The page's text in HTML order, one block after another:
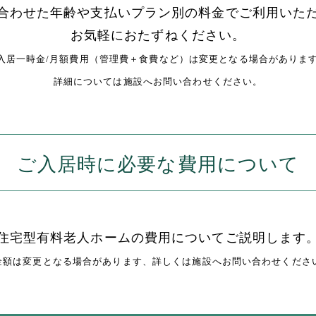
わせた年齢や支払いプラン別の料金でご利用いた
お気軽におたずねください。
居一時金/月額費用（管理費＋食費など）は変更となる場合がありま
詳細については施設へお問い合わせください。
ご入居時に必要な費用について
宅型有料老人ホームの費用についてご説明します
は変更となる場合があります、詳しくは施設へお問い合わせくださ